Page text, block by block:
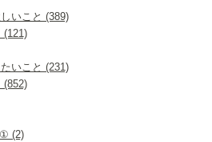
いこと (389)
(121)
いこと (231)
(852)
(2)